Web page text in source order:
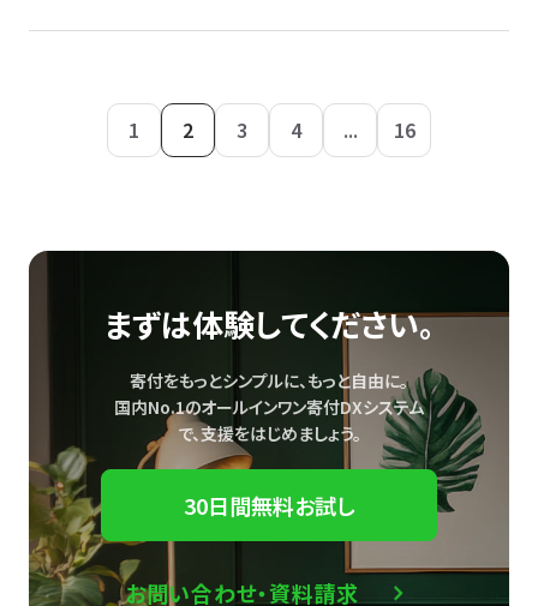
1 2 3 4 ... 16
まずは体験してください。
寄付をもっとシンプルに、もっと自由に。
国内No.1のオールインワン寄付DXシステム
で、支援をはじめましょう。
30日間無料お試し
お問い合わせ・資料請求